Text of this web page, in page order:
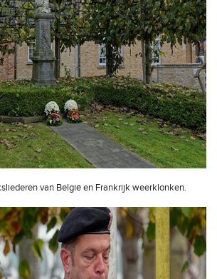
van België en Frankrijk weerklonken.